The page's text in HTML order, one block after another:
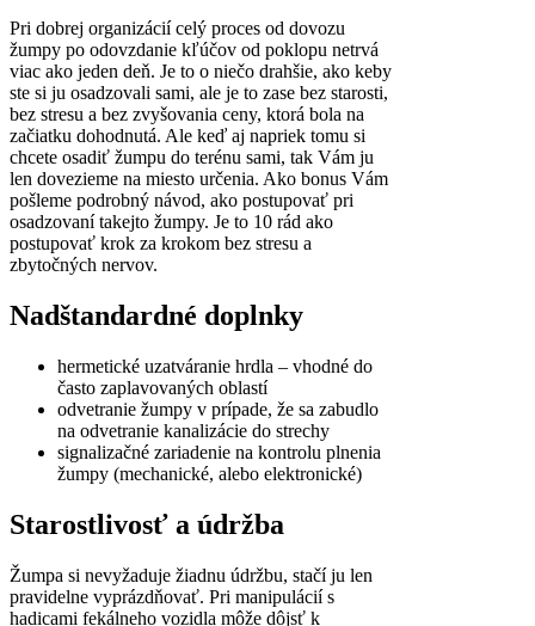
Pri dobrej organizácií celý proces od dovozu
žumpy po odovzdanie kľúčov od poklopu netrvá
viac ako jeden deň. Je to o niečo drahšie, ako keby
ste si ju osadzovali sami, ale je to zase bez starosti,
bez stresu a bez zvyšovania ceny, ktorá bola na
začiatku dohodnutá. Ale keď aj napriek tomu si
chcete osadiť žumpu do terénu sami, tak Vám ju
len dovezieme na miesto určenia. Ako bonus Vám
pošleme podrobný návod, ako postupovať pri
osadzovaní takejto žumpy. Je to 10 rád ako
postupovať krok za krokom bez stresu a
zbytočných nervov.
Nadštandardné doplnky
hermetické uzatváranie hrdla – vhodné do
často zaplavovaných oblastí
odvetranie žumpy v prípade, že sa zabudlo
na odvetranie kanalizácie do strechy
signalizačné zariadenie na kontrolu plnenia
žumpy (mechanické, alebo elektronické)
Starostlivosť a údržba
Žumpa si nevyžaduje žiadnu údržbu, stačí ju len
pravidelne vyprázdňovať. Pri manipulácií s
hadicami fekálneho vozidla môže dôjsť k